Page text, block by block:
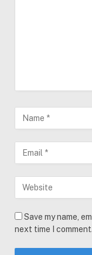
Save my name,
next time I comment.